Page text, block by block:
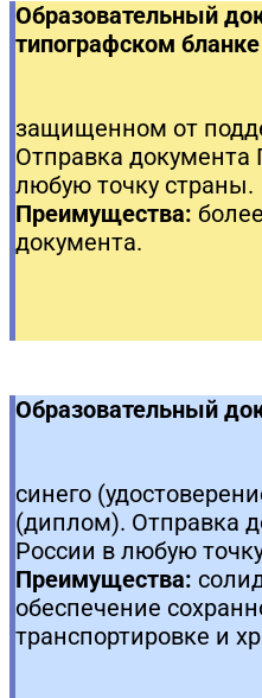
Образовательный
типографском бланке
защищенном от
Отправка документа
любую точку страны.
Преимущества:
документа.
Образовательный
синего
(диплом). Отправка
России в любую
Преимущества:
обеспечение
транспортировке и